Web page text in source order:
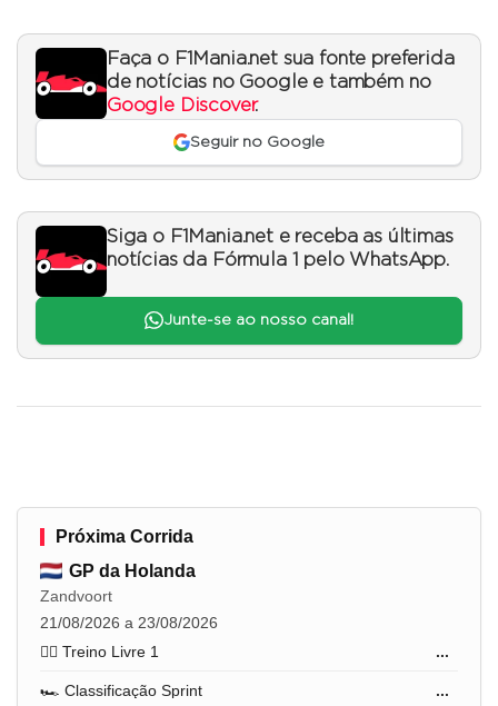
Faça o F1Mania.net sua fonte preferida
de notícias no Google e também no
Google Discover.
Seguir no Google
Siga o F1Mania.net e receba as últimas
notícias da Fórmula 1 pelo WhatsApp.
Junte-se ao nosso canal!
Próxima Corrida
GP da Holanda
Zandvoort
21/08/2026 a 23/08/2026
🏋️‍♂️ Treino Livre 1
...
🏎️ Classificação Sprint ...